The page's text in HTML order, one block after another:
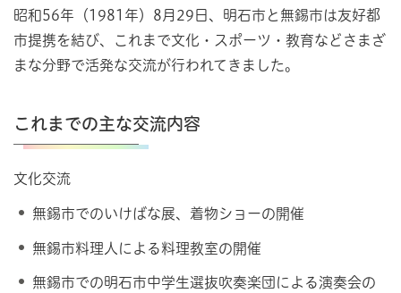
昭和56年（1981年）8月29日、明石市と無錫市は友好都
市提携を結び、これまで文化・スポーツ・教育などさまざ
まな分野で活発な交流が行われてきました。
これまでの主な交流内容
文化交流
無錫市でのいけばな展、着物ショーの開催
無錫市料理人による料理教室の開催
無錫市での明石市中学生選抜吹奏楽団による演奏会の